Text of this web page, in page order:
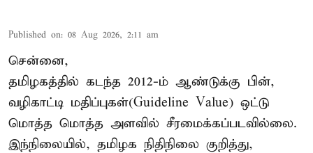
Published on: 08 Aug 2026, 2:11 am
சென்னை,
தமிழகத்தில் கடந்த 2012-ம் ஆண்டுக்கு பின்,
வழிகாட்டி மதிப்புகள்(Guideline Value) ஒட்டு
மொத்த மொத்த அளவில் சீரமைக்கப்படவில்லை.
இந்நிலையில், தமிழக நிதிநிலை குறித்து,